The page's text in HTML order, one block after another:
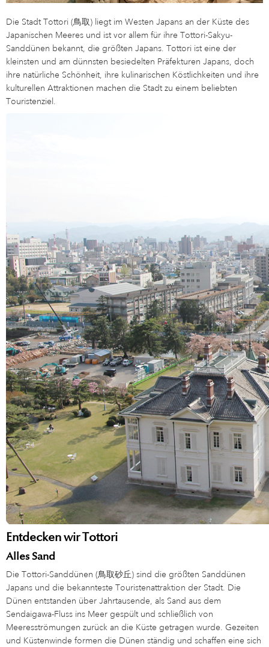
Die Stadt Tottori (鳥取) liegt im Westen Japans an der Küste des
Japanischen Meeres und ist vor allem für ihre Tottori-Sakyu-
Sanddünen bekannt, die größten Japans. Tottori ist eine der
kleinsten und am dünnsten besiedelten Präfekturen Japans, doch
ihre natürliche Schönheit, ihre kulinarischen Köstlichkeiten und ihre
kulturellen Attraktionen machen die Stadt zu einem beliebten
Touristenziel.
Entdecken wir Tottori
Alles Sand
Die Tottori-Sanddünen (鳥取砂丘) sind die größten Sanddünen
Japans und die bekannteste Touristenattraktion der Stadt. Die
Dünen entstanden über Jahrtausende, als Sand aus dem
Sendaigawa-Fluss ins Meer gespült und schließlich von
Meeresströmungen zurück an die Küste getragen wurde. Gezeiten
und Küstenwinde formen die Dünen ständig und schaffen eine sich